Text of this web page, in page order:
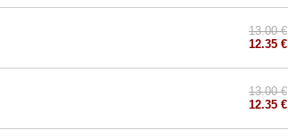
13.00 €
12.35 €
13.00 €
12.35 €